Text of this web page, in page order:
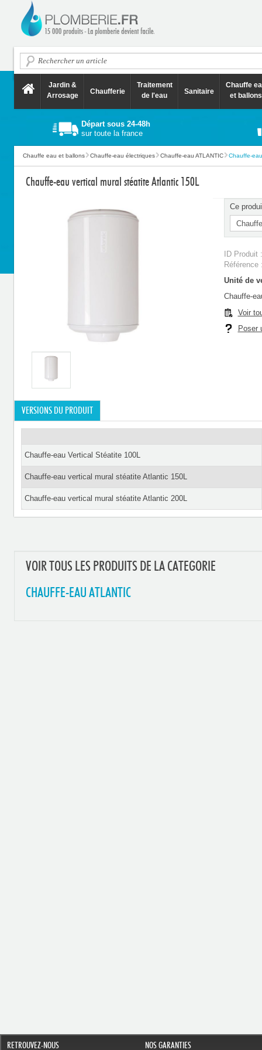
Jardin &
Arrosage
Chaufferie
Traitement
de l'eau
Sanitaire
Chauffe
et ballons
Départ sous 24-48h
sur toute la france
Chauffe eau et ballons Chauffe-eau électriques Chauffe-eau ATLANTIC Chauffe-
Chauffe-eau vertical mural stéatite Atlantic 150L
Ce
ID Produit
Unité de
Chauffe-
Voir
Poser
VERSIONS DU PRODUIT
Chauffe-eau Vertical Stéatite 100L
Chauffe-eau vertical mural stéatite Atlantic 150L
Chauffe-eau vertical mural stéatite Atlantic 200L
VOIR TOUS LES PRODUITS DE LA CATEGORIE
CHAUFFE-EAU ATLANTIC
RETROUVEZ-NOUS NOS GARANTIES